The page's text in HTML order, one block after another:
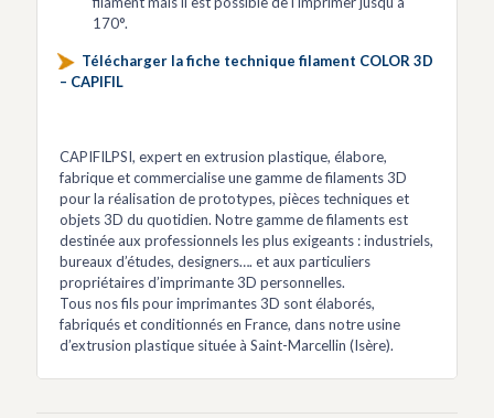
170°.
Télécharger la fiche technique filament COLOR 3D
– CAPIFIL
CAPIFILPSI, expert en extrusion plastique, élabore,
fabrique et commercialise une gamme de filaments 3D
pour la réalisation de prototypes, pièces techniques et
objets 3D du quotidien. Notre gamme de filaments est
destinée aux professionnels les plus exigeants : industriels,
bureaux d’études, designers…. et aux particuliers
propriétaires d’imprimante 3D personnelles.
Tous nos fils pour imprimantes 3D sont élaborés,
fabriqués et conditionnés en France, dans notre usine
d’extrusion plastique située à Saint-Marcellin (Isère).